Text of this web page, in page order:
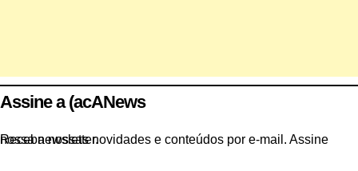
Assine a (acANews
Receba nossas novidades e conteúdos por e-mail. Assine nossa newsletter.